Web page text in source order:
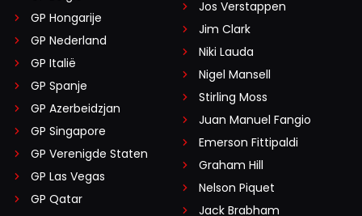
GP Hongarije
GP Nederland
GP Italië
GP Spanje
GP Azerbeidzjan
GP Singapore
GP Verenigde Staten
GP Las Vegas
GP Qatar
Jos Verstappen
Jim Clark
Niki Lauda
Nigel Mansell
Stirling Moss
Juan Manuel Fangio
Emerson Fittipaldi
Graham Hill
Nelson Piquet
Jack Brabham